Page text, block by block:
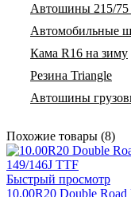
Автошины 215/75
Автомобильные
Кама R16 на зиму
Резина Triangle
Автошины
Похожие товары (8)
Быстрый просмотр
10.00R20 Double